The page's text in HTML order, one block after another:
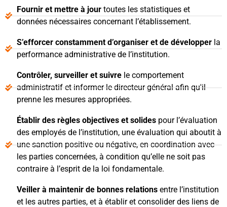
Fournir et mettre à jour toutes les statistiques et
données nécessaires concernant l’établissement.
S’efforcer constamment d’organiser et de développerla
performance administrative de l’institution.
Contrôler, surveiller et suivrele comportement
administratif et informer le directeur général afin qu'il
prenne les mesures appropriées.
Établir des règles objectives et solidespour l’évaluation
des employés de l’institution, une évaluation qui aboutit à
une sanction positive ou négative, en coordination avec
les parties concernées, à condition qu’elle ne soit pas
contraire à l’esprit de la loi fondamentale.
Veiller à maintenir de bonnes relationsentre l’institution
et les autres parties, et à établir et consolider des liens de